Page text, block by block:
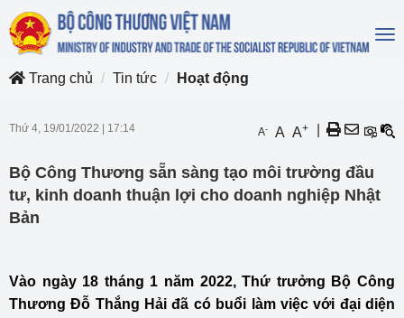
Trang chủ
Tin tức Hoạt động
Thứ 4, 19/01/2022 17:14 A- A A+
Bộ Công Thương sẵn sàng tạo môi trường đầu
tư, kinh doanh thuận lợi cho doanh nghiệp Nhật
Bản
Vào ngày 18 tháng 1 năm 2022, Thứ trưởng Bộ Công
Thương Đỗ Thắng Hải đã có buổi làm việc với đại diện